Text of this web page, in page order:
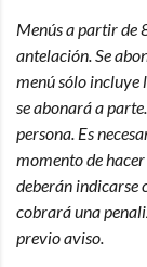
Menús a partir de
antelación. Se
menú sólo incluye
se abonará a
persona. Es
momento de
deberán indicarse
cobrará una
previo aviso.